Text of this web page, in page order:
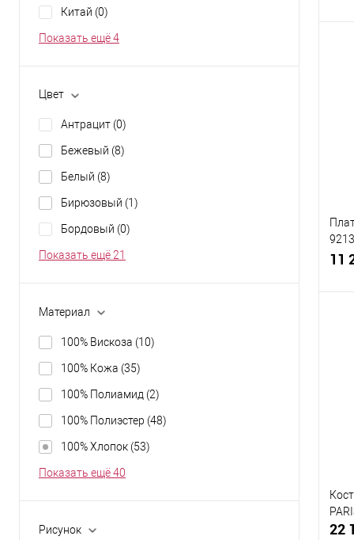
Китай (0)
Показать ещё 4
Цвет
Антрацит (0)
Бежевый (8)
Белый (8)
Бирюзовый (1)
Бордовый (0)
Показать ещё 21
Материал
100% Вискоза (10)
100% Кожа (35)
100% Полиамид (2)
100% Полиэстер (48)
100% Хлопок (53)
Показать ещё 40
Рисунок
11
22